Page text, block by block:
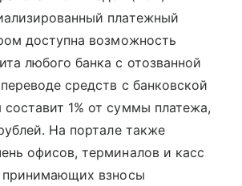
платежный
доступна возможность
любого банка с отозванной
средств с банковской
1% от суммы платежа,
На портале также
офисов, терминалов и касс
принимающих взносы